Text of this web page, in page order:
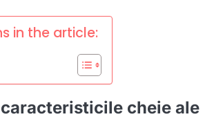
in the article:
cheie ale